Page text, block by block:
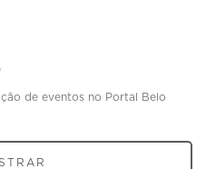
de eventos no Portal Belo